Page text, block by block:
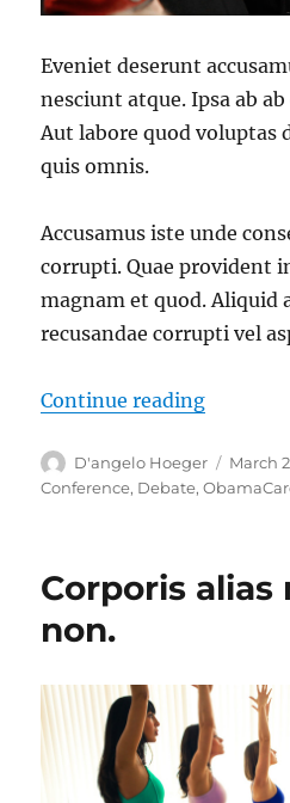
Eveniet deserunt
nesciunt atque. Ipsa ab
Aut labore quod voluptas
quis omnis.
Accusamus iste unde
corrupti. Quae provident
magnam et quod. Aliquid
recusandae corrupti vel
Continue reading“Et
Author
D'angelo Hoeger
Posted
on
March
Conference, Debate,
Corporis
non.